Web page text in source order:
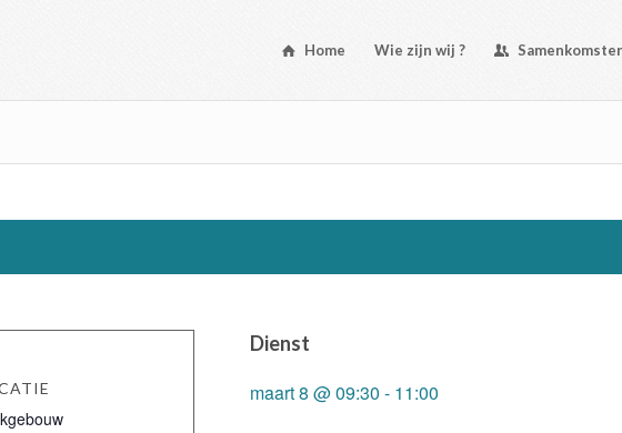
Home Wie zijn wij ?
Dienst
maart 8 @ 09:30 - 11:00